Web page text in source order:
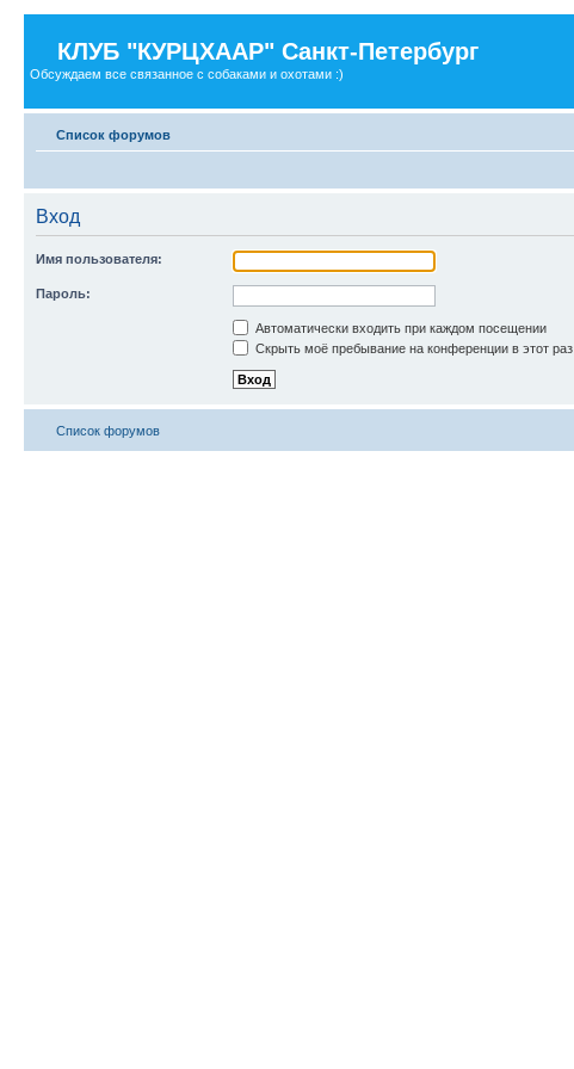
КЛУБ "КУРЦХААР" Санкт-Петербург
Обсуждаем все связанное с собаками и охотами :)
Список форумов
Вход
Имя пользователя:
Пароль:
Автоматически входить при каждом посещении
Скрыть моё пребывание на конференции в этот раз
Список форумов